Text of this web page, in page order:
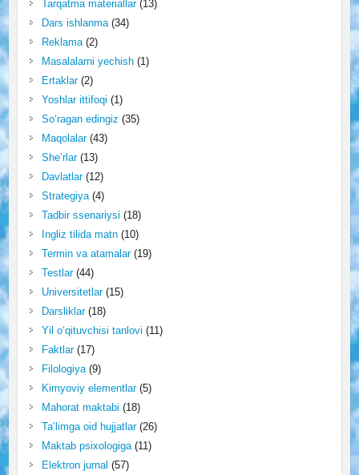
Tarqatma materiallar(13)
Dars ishlanma(34)
Reklama(2)
Masalalarni yechish(1)
Ertaklar(2)
Yoshlar ittifoqi (1)
So‘ragan edingiz (35)
Maqolalar(43)
She’rlar(13)
Davlatlar(12)
Strategiya(4)
Tadbir ssenariysi (18)
Ingliz tilida matn(10)
Termin va atamalar(19)
Testlar(44)
Universitetlar(15)
Darsliklar(18)
Yil o‘qituvchisi tanlovi (11)
Faktlar(17)
Filologiya(9)
Kimyoviy elementlar(5)
Mahorat maktabi (18)
Ta’limga oid hujjatlar(26)
Maktab psixologiga(11)
Elektron jurnal (57)